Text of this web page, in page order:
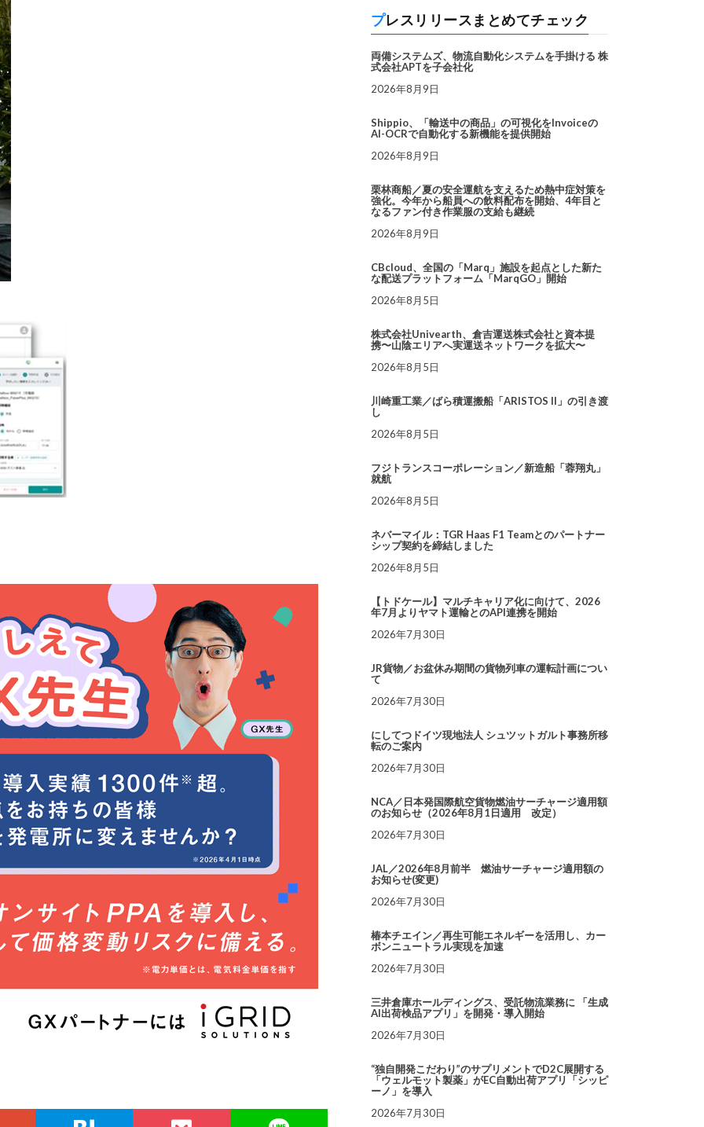
プレスリリースまとめてチェック
両備システムズ、物流自動化システムを手掛ける 株
式会社APTを子会社化
2026年8月9日
Shippio、「輸送中の商品」の可視化をInvoiceの
AI-OCRで自動化する新機能を提供開始
2026年8月9日
栗林商船／夏の安全運航を支えるため熱中症対策を
強化。今年から船員への飲料配布を開始、4年目と
なるファン付き作業服の支給も継続
2026年8月9日
CBcloud、全国の「Marq」施設を起点とした新た
な配送プラットフォーム「MarqGO」開始
2026年8月5日
株式会社Univearth、倉吉運送株式会社と資本提
携〜山陰エリアへ実運送ネットワークを拡大〜
2026年8月5日
川崎重工業／ばら積運搬船「ARISTOS II」の引き渡
し
2026年8月5日
フジトランスコーポレーション／新造船「蓉翔丸」
就航
2026年8月5日
ネバーマイル：TGR Haas F1 Teamとのパートナー
シップ契約を締結しました
2026年8月5日
【トドケール】マルチキャリア化に向けて、2026
年7月よりヤマト運輸とのAPI連携を開始
2026年7月30日
JR貨物／お盆休み期間の貨物列車の運転計画につい
て
2026年7月30日
にしてつドイツ現地法人 シュツットガルト事務所移
転のご案内
2026年7月30日
NCA／日本発国際航空貨物燃油サーチャージ適用額
のお知らせ（2026年8月1日適用 改定）
2026年7月30日
JAL／2026年8月前半 燃油サーチャージ適用額の
お知らせ(変更)
2026年7月30日
椿本チエイン／再生可能エネルギーを活用し、カー
ボンニュートラル実現を加速
2026年7月30日
三井倉庫ホールディングス、受託物流業務に 「生成
AI出荷検品アプリ」を開発・導入開始
2026年7月30日
“独自開発こだわり”のサプリメントでD2C展開する
「ウェルモット製薬」がEC自動出荷アプリ「シッピ
ーノ」を導入
2026年7月30日